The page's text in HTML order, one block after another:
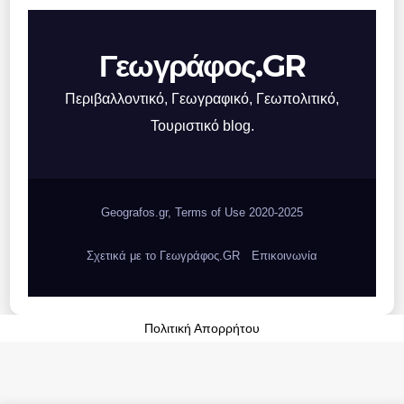
Γεωγράφος.GR
Περιβαλλοντικό, Γεωγραφικό, Γεωπολιτικό,
Τουριστικό blog.
Geografos.gr, Terms of Use 2020-2025
Σχετικά με το Γεωγράφος.GR Επικοινωνία
Πολιτική Απορρήτου